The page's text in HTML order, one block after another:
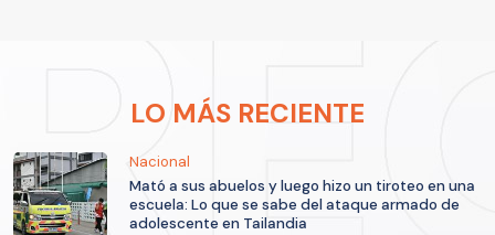
LO MÁS RECIENTE
Nacional
Mató a sus abuelos y luego hizo un tiroteo en una
escuela: Lo que se sabe del ataque armado de
adolescente en Tailandia